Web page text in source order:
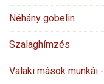
Néhány gobelin
Szalaghímzés
Valaki mások munkái